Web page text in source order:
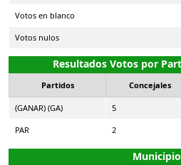
Votos en blanco
Votos nulos
Resultados Votos por
Partidos Concejales
(GANAR) (GA) 5
PAR 2